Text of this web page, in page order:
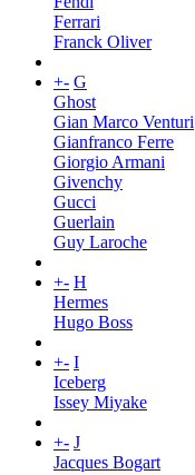
Ferrari
Franck Oliver
+- G
Ghost
Gian Marco Venturi
Gianfranco Ferre
Giorgio Armani
Givenchy
Gucci
Guerlain
Guy Laroche
+- H
Hermes
Hugo Boss
+- I
Iceberg
Issey Miyake
+- J
Jacques Bogart